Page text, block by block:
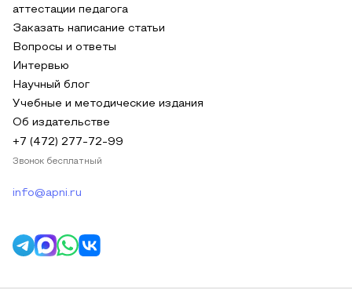
аттестации педагога
Заказать написание статьи
Вопросы и ответы
Интервью
Научный блог
Учебные и методические издания
Об издательстве
+7 (472) 277-72-99
Звонок бесплатный
info@apni.ru